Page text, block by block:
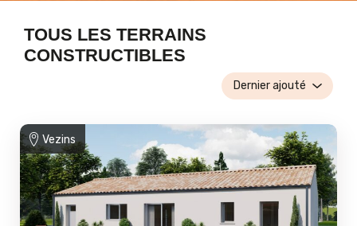
TOUS LES TERRAINS
CONSTRUCTIBLES
Dernier ajouté
Vezins